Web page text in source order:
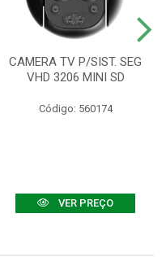
CAMERA TV P/SIST. SEG
VHD 3206 MINI SD
Código: 560174
VER PREÇO